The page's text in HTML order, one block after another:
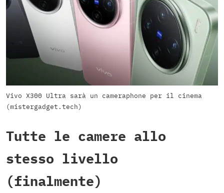
Vivo X300 Ultra sarà un cameraphone per il cinema
(mistergadget.tech)
Tutte le camere allo
stesso livello
(finalmente)